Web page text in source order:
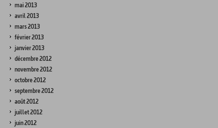
mai 2013
avril 2013
mars 2013
février 2013
janvier 2013
décembre 2012
novembre 2012
octobre 2012
septembre 2012
août 2012
juillet 2012
juin 2012